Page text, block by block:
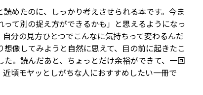
読めたのに、しっかり考えさせられる本です。今ま
て別の捉え方ができるかも」と思えるようになっ
分の見方ひとつでこんなに気持ちって変わるんだ
像してみようと自然に思えて、目の前に起きたこ
。読んだあと、ちょっとだけ余裕ができて、一回
頃モヤッとしがちな人におすすめしたい一冊で